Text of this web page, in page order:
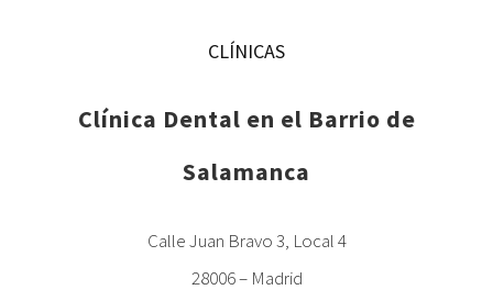
CLÍNICAS
Clínica Dental en el Barrio de
Salamanca
Calle Juan Bravo 3, Local 4
28006 – Madrid